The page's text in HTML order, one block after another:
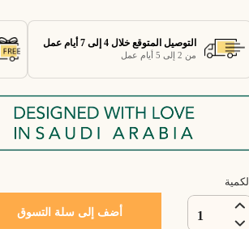
التوصيل المتوقع خلال 4 إلى 7 أيام عمل
من 2 إلى 5 أيام عمل
الكمية
1 أضف إلى سلة التسوق